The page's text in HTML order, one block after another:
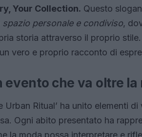
Your Collection. Questo
spazio personale e condiviso,
storia attraverso il proprio
vero e proprio racconto di
evento che va oltre la
Urban Ritual’ ha unito elementi
Ogni abito presentato ha